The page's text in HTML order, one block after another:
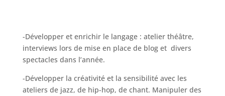
-Développer et enrichir le langage : atelier théâtre,
interviews lors de mise en place de blog et divers
spectacles dans l’année.
-Développer la créativité et la sensibilité avec les
ateliers de jazz, de hip-hop, de chant. Manipuler des